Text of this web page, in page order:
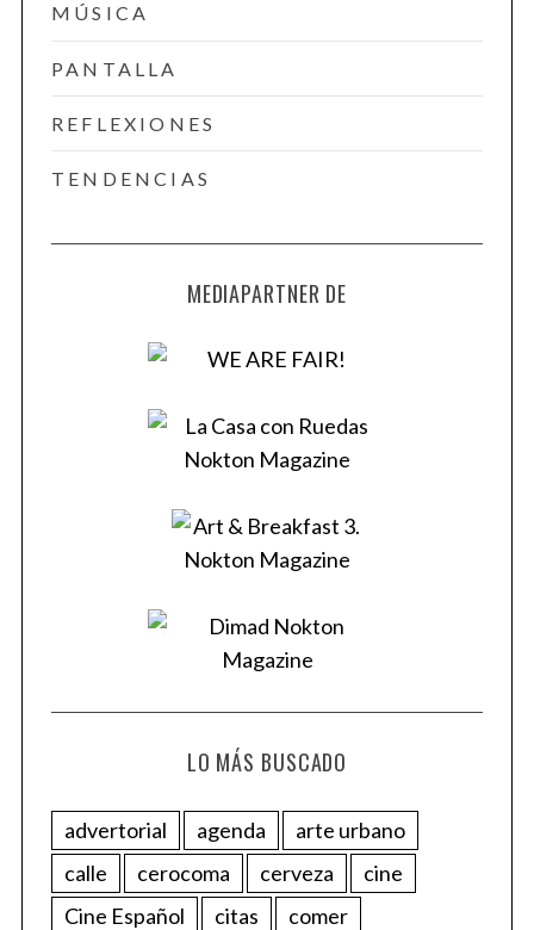
MÚSICA
PANTALLA
REFLEXIONES
TENDENCIAS
MEDIAPARTNER DE
LO MÁS BUSCADO
advertorial agenda
arte urbano
calle
cerocoma cerveza
cine
Cine Español
citas
comer